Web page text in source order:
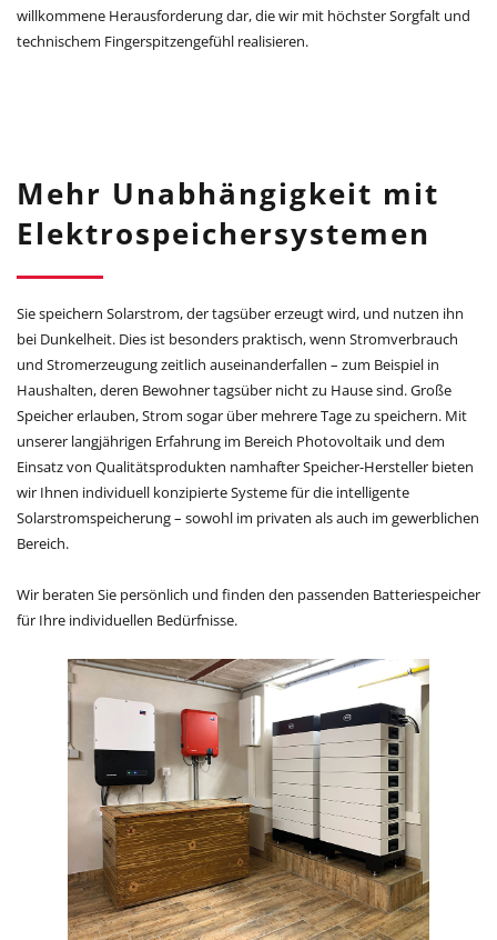
willkommene Herausforderung dar, die wir mit höchster Sorgfalt und
technischem Fingerspitzengefühl realisieren.
Mehr Unabhängigkeit mit
Elektrospeichersystemen
Sie speichern Solarstrom, der tagsüber erzeugt wird, und nutzen ihn
bei Dunkelheit. Dies ist besonders praktisch, wenn Stromverbrauch
und Stromerzeugung zeitlich auseinanderfallen – zum Beispiel in
Haushalten, deren Bewohner tagsüber nicht zu Hause sind. Große
Speicher erlauben, Strom sogar über mehrere Tage zu speichern. Mit
unserer langjährigen Erfahrung im Bereich Photovoltaik und dem
Einsatz von Qualitätsprodukten namhafter Speicher-Hersteller bieten
wir Ihnen individuell konzipierte Systeme für die intelligente
Solarstromspeicherung – sowohl im privaten als auch im gewerblichen
Bereich.
Wir beraten Sie persönlich und finden den passenden Batteriespeicher
für Ihre individuellen Bedürfnisse.